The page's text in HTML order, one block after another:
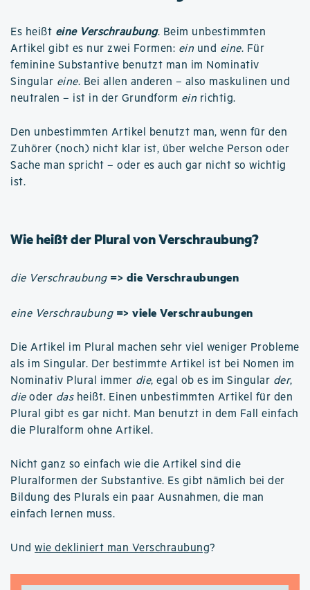
Es heißt eine Verschraubung. Beim unbestimmten
Artikel gibt es nur zwei Formen: ein und eine. Für
feminine Substantive benutzt man im Nominativ
Singular eine. Bei allen anderen – also maskulinen und
neutralen – ist in der Grundform ein richtig.
Den unbestimmten Artikel benutzt man, wenn für den
Zuhörer (noch) nicht klar ist, über welche Person oder
Sache man spricht – oder es auch gar nicht so wichtig
ist.
Wie heißt der Plural von Verschraubung?
die Verschraubung => die Verschraubungen
eine Verschraubung => viele Verschraubungen
Die Artikel im Plural machen sehr viel weniger Probleme
als im Singular. Der bestimmte Artikel ist bei Nomen im
Nominativ Plural immer die, egal ob es im Singular der,
dieoder dasheißt. Einen unbestimmten Artikel für den
Plural gibt es gar nicht. Man benutzt in dem Fall einfach
die Pluralform ohne Artikel.
Nicht ganz so einfach wie die Artikel sind die
Pluralformen der Substantive. Es gibt nämlich bei der
Bildung des Plurals ein paar Ausnahmen, die man
einfach lernen muss.
Und wie dekliniert man Verschraubung?